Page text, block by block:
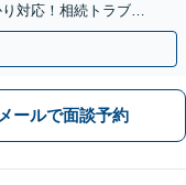
対応！相続トラブル
メールで面談予約